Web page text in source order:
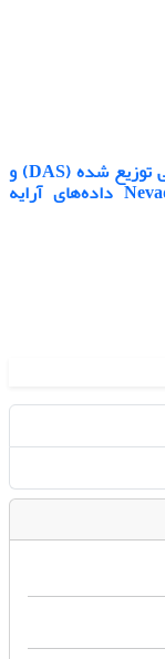
بررسی تاثیر طول گیج در داده‌های حسگر صوتی توزیع شده (DAS) و
پردازش آن‌ها: مطالعه‌ موردی در منطقه Nevada داده‌های آرایه